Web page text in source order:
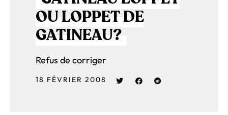
OU LOPPET DE
GATINEAU?
Refus de corriger
18 FÉVRIER 2008